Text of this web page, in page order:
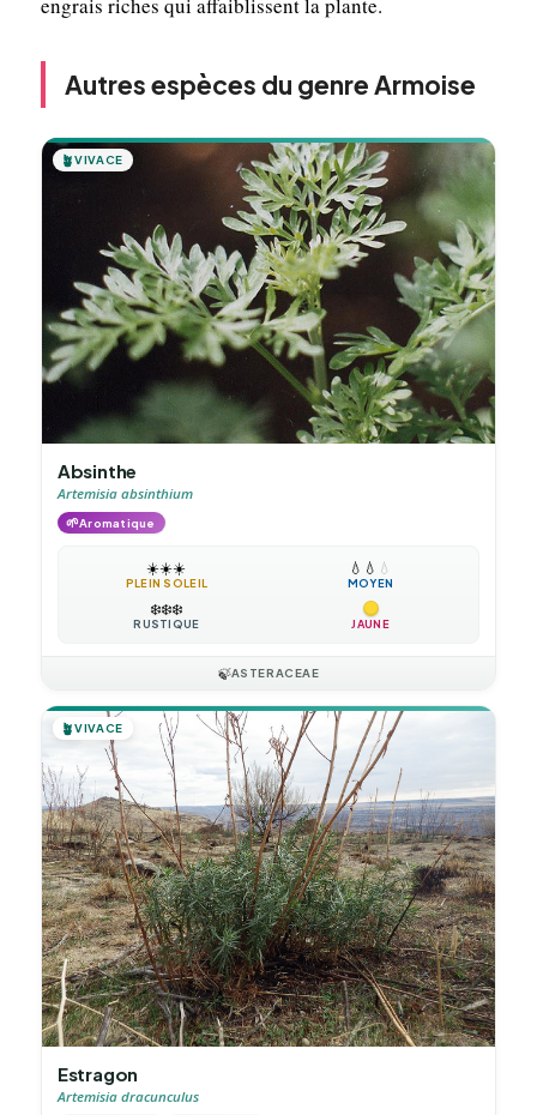
Autres espèces du genre Armoise
🪴VIVACE
Absinthe
Artemisia absinthium
🌱Aromatique
☀️☀️☀️
PLEIN SOLEIL
💧 💧 💧
MOYEN
❄️❄️❄️
RUSTIQUE JAUNE
🍃ASTERACEAE
🪴VIVACE
Estragon
Artemisia dracunculus